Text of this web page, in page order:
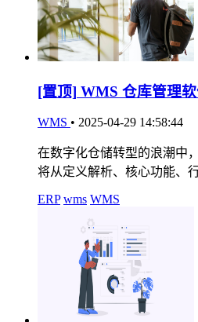
[置顶] WMS 仓库管理
WMS • 2025-04-29 14:58:44
在数字化仓储转型的浪潮中
将从定义解析、核心功能、
ERP wms WMS